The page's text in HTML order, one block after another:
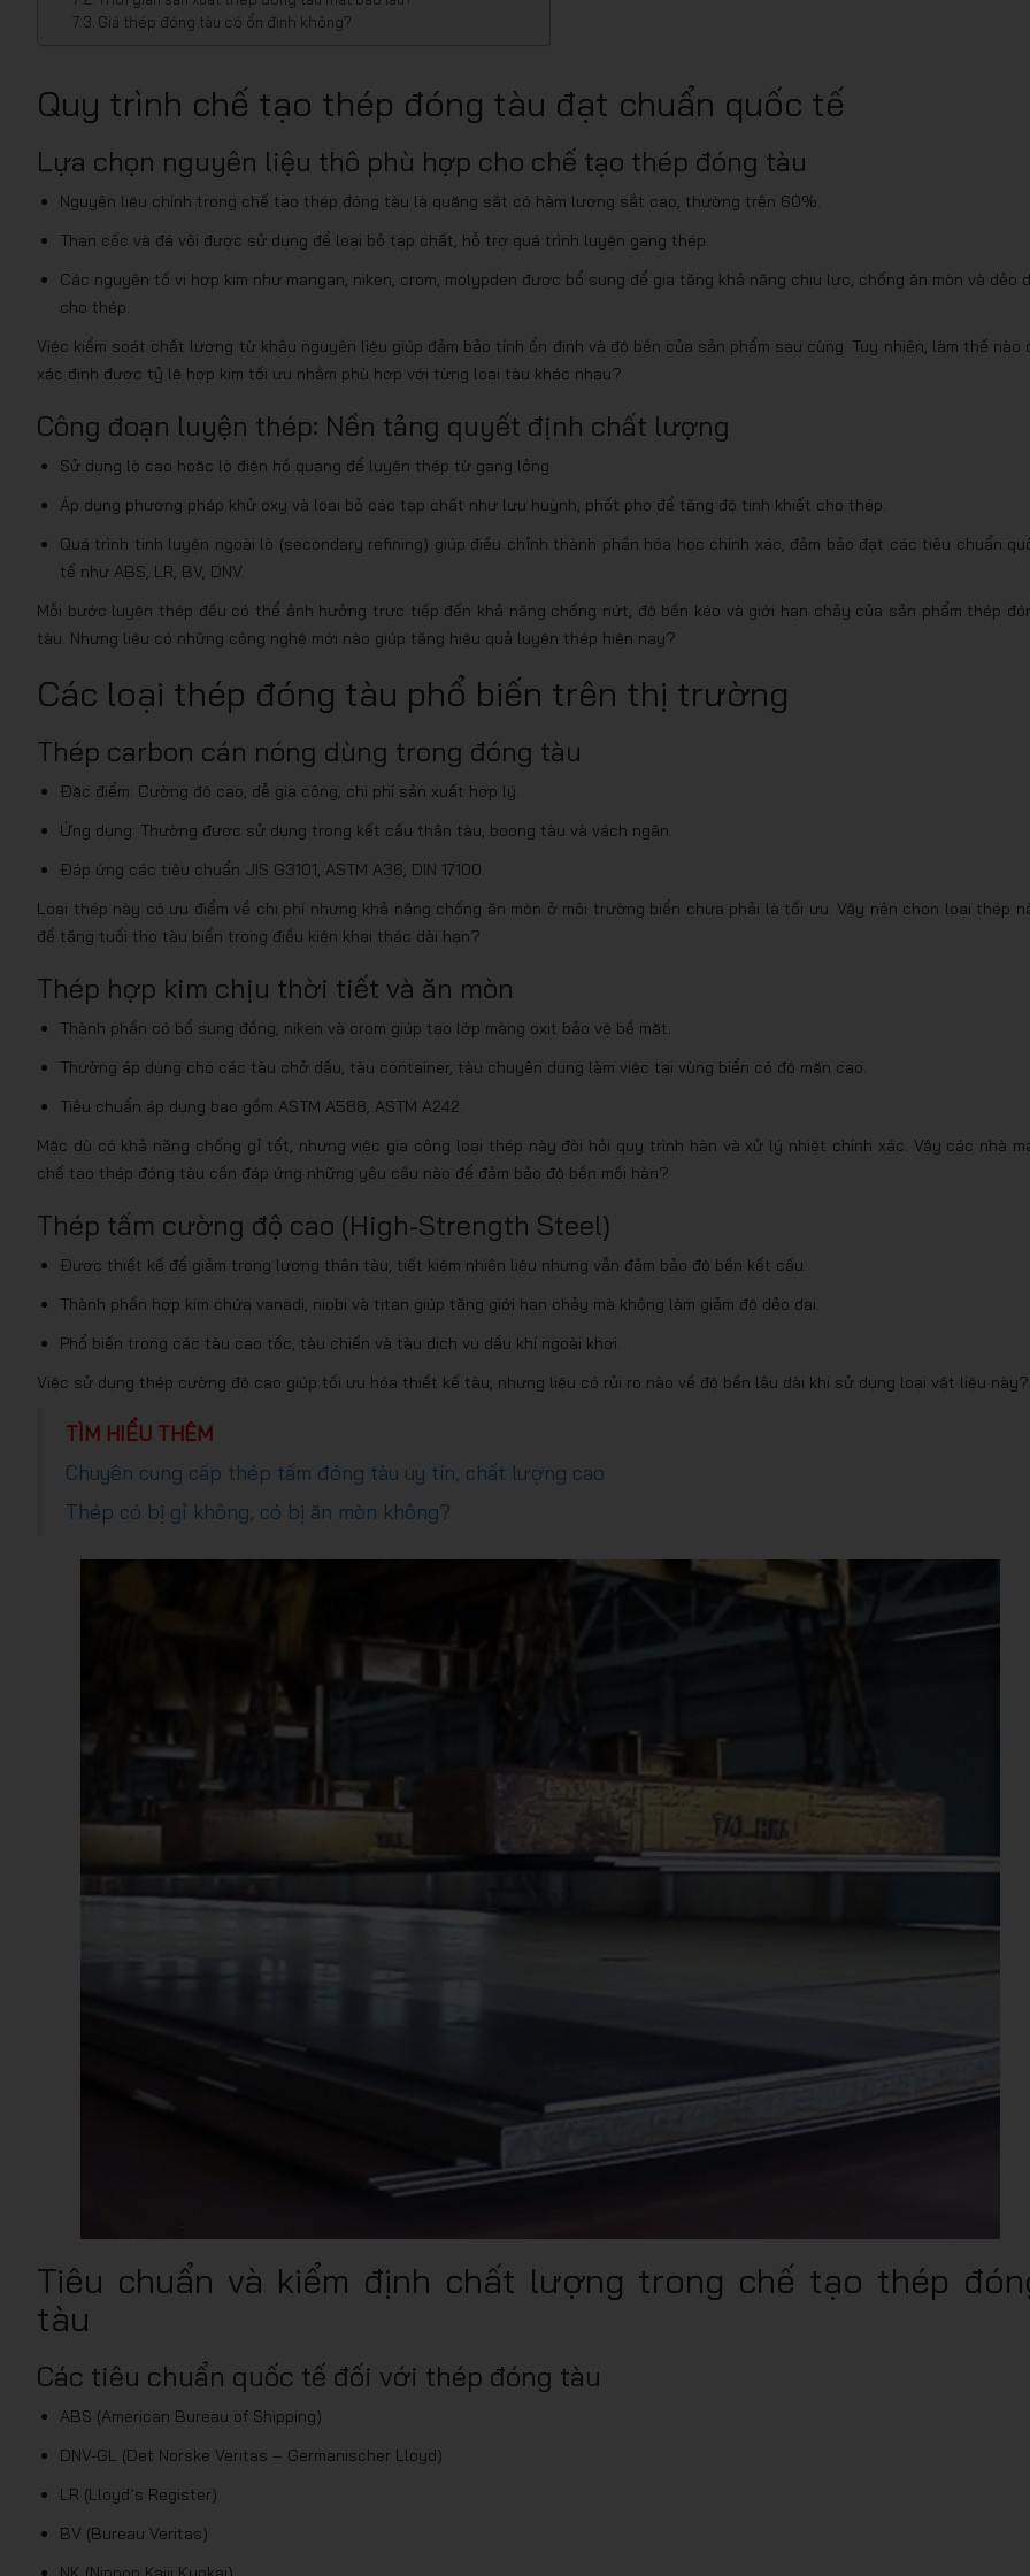
Giá thép đóng tàu có ổn định không?
Quy trình chế tạo thép đóng tàu đạt chuẩn quốc tế
Lựa chọn nguyên liệu thô phù hợp cho chế tạo thép đóng tàu
Nguyên liệu chính trong chế tạo thép đóng tàu là quặng sắt có hàm lượng sắt cao, thường trên 60%.
Than cốc và đá vôi được sử dụng để loại bỏ tạp chất, hỗ trợ quá trình luyện gang thép.
Các nguyên tố vi hợp kim như mangan, niken, crom, molypden được bổ sung để gia tăng khả năng chịu lực, chống ăn mòn và dẻo
cho thép.
Việc kiểm soát chất lượng từ khâu nguyên liệu giúp đảm bảo tính ổn định và độ bền của sản phẩm sau cùng. Tuy nhiên, làm thế nào
xác định được tỷ lệ hợp kim tối ưu nhằm phù hợp với từng loại tàu khác nhau?
Công đoạn luyện thép: Nền tảng quyết định chất lượng
Sử dụng lò cao hoặc lò điện hồ quang để luyện thép từ gang lỏng.
Áp dụng phương pháp khử oxy và loại bỏ các tạp chất như lưu huỳnh, phốt pho để tăng độ tinh khiết cho thép.
Quá trình tinh luyện ngoài lò (secondary refining) giúp điều chỉnh thành phần hóa học chính xác, đảm bảo đạt các tiêu chuẩn
tế như ABS, LR, BV, DNV.
Mỗi bước luyện thép đều có thể ảnh hưởng trực tiếp đến khả năng chống nứt, độ bền kéo và giới hạn chảy của sản phẩm thép
tàu. Nhưng liệu có những công nghệ mới nào giúp tăng hiệu quả luyện thép hiện nay?
Các loại thép đóng tàu phổ biến trên thị trường
Thép carbon cán nóng dùng trong đóng tàu
Đặc điểm: Cường độ cao, dễ gia công, chi phí sản xuất hợp lý.
Ứng dụng: Thường được sử dụng trong kết cấu thân tàu, boong tàu và vách ngăn.
Đáp ứng các tiêu chuẩn JIS G3101, ASTM A36, DIN 17100.
Loại thép này có ưu điểm về chi phí nhưng khả năng chống ăn mòn ở môi trường biển chưa phải là tối ưu. Vậy nên chọn loại thép
để tăng tuổi thọ tàu biển trong điều kiện khai thác dài hạn?
Thép hợp kim chịu thời tiết và ăn mòn
Thành phần có bổ sung đồng, niken và crom giúp tạo lớp màng oxit bảo vệ bề mặt.
Thường áp dụng cho các tàu chở dầu, tàu container, tàu chuyên dụng làm việc tại vùng biển có độ mặn cao.
Tiêu chuẩn áp dụng bao gồm ASTM A588, ASTM A242.
Mặc dù có khả năng chống gỉ tốt, nhưng việc gia công loại thép này đòi hỏi quy trình hàn và xử lý nhiệt chính xác. Vậy các nhà
chế tạo thép đóng tàu cần đáp ứng những yêu cầu nào để đảm bảo độ bền mối hàn?
Thép tấm cường độ cao (High-Strength Steel)
Được thiết kế để giảm trọng lượng thân tàu, tiết kiệm nhiên liệu nhưng vẫn đảm bảo độ bền kết cấu.
Thành phần hợp kim chứa vanadi, niobi và titan giúp tăng giới hạn chảy mà không làm giảm độ dẻo dai.
Phổ biến trong các tàu cao tốc, tàu chiến và tàu dịch vụ dầu khí ngoài khơi.
Việc sử dụng thép cường độ cao giúp tối ưu hóa thiết kế tàu, nhưng liệu có rủi ro nào về độ bền lâu dài khi sử dụng loại vật liệu này?
TÌM HIỂU THÊM
Chuyên cung cấp thép tấm đóng tàu uy tín, chất lượng cao
Thép có bị gỉ không, có bị ăn mòn không?
Tiêu chuẩn và kiểm định chất lượng trong chế tạo thép
tàu
Các tiêu chuẩn quốc tế đối với thép đóng tàu
ABS (American Bureau of Shipping)
DNV-GL (Det Norske Veritas – Germanischer Lloyd)
LR (Lloyd’s Register)
BV (Bureau Veritas)